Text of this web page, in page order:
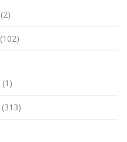
(2)
(102)
(1)
(313)